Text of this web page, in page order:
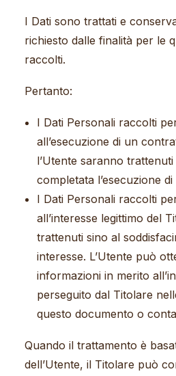
I Dati sono trattati e
richiesto dalle finalità per le
raccolti.
Pertanto:
I Dati Personali raccolti
all’esecuzione di un
l’Utente saranno
completata l’esecuzione
I Dati Personali raccolti
all’interesse legittimo del
trattenuti sino al
interesse. L’Utente può
informazioni in merito
perseguito dal Titolare
questo documento o
Quando il trattamento è
dell’Utente, il Titolare può